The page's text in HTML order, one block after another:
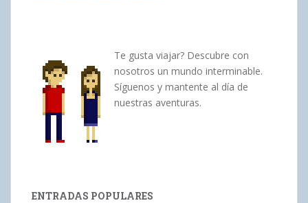
Te gusta viajar? Descubre con
nosotros un mundo interminable.
Síguenos y mantente al día de
nuestras aventuras.
ENTRADAS POPULARES